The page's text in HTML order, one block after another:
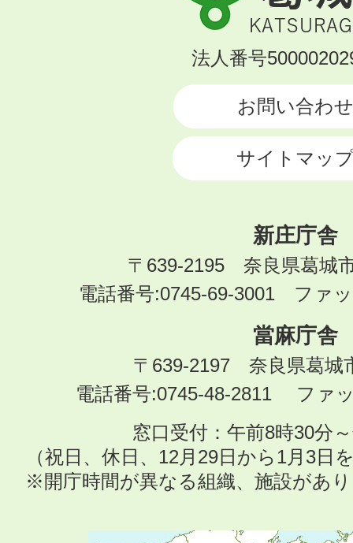
市
KATSURAGI
法人番号
お問い合わせ
サイトマッ
新庄庁舎
〒639-2195 奈良県葛城
電話番号:0745-69-3001 ファ
當麻庁舎
〒639-2197 奈良県葛城
電話番号:0745-48-2811 ファ
窓口受付：午前8時30分
（祝日、休日、12月29日から1月3日
※開庁時間が異なる組織、施設があ